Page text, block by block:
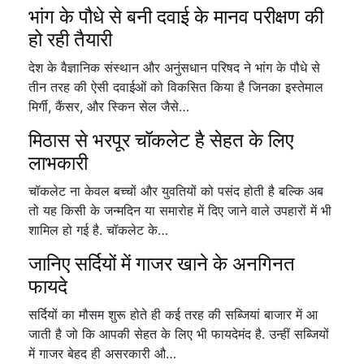
भांग के पौधे से बनी दवाई के मानव परीक्षण की
हो रही तैयारी
देश के वैज्ञानिक संस्थान और अनुंसधान परिषद ने भांग के पौधे से
तीन तरह की ऐसी दवाईओं को विकसित किया है जिनका इस्तेमाल
मिर्गी, कैंसर, और स्किन सेल जैसे…
मिठास से भरपूर चॉकलेट है सेहत के लिए
लाभकारी
चॉकलेट ना केवल बच्चों और युवतियों को पसंद होती है बल्कि अब
तो यह किसी के जन्मदिन या समारोह में दिए जाने वाले उपहारों में भी
शामिल हो गई है. चॉकलेट के…
जानिए सर्दियों में गाजर खाने के अनगिनत
फायदे
सर्दियों का मौसम शुरू होते ही कई तरह की सब्जियां बाजार में आ
जाती है जो कि आपकी सेहत के लिए भी फायदेमंद है. उन्हीं सब्जियों
में गाजर बेहद ही असरकारी औ…